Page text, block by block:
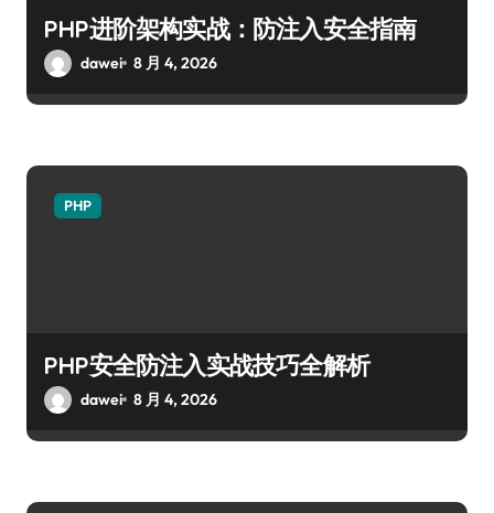
PHP进阶架构实战：防注入安全指南
dawei 8 月 4, 2026
PHP
PHP安全防注入实战技巧全解析
dawei 8 月 4, 2026